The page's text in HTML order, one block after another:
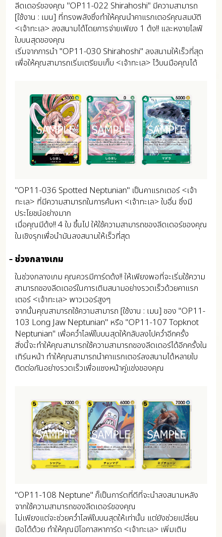
ลีดเดอร์ของคุณ "OP11-022 Shirahoshi" มีความสามารถ
[ใช้งาน : เมน] ที่ทรงพลังซึ่งทำให้คุณนำคาแรกเตอร์คุณสมบัติ
<เจ้าทะเล> ลงสนามได้โดยการจ่ายเพียง 1 ด้ง!! และหงายไลฟ์
ใบบนสุดของคุณ
เริ่มจากการนำ "OP11-030 Shirahoshi" ลงสนามให้เร็วที่สุด
เพื่อให้คุณสามารถเริ่มเตรียมเก็บ <เจ้าทะเล> ไว้บนมือคุณได้
"OP11-036 Spotted Neptunian" เป็นคาแรกเตอร์ <เจ้า
ทะเล> ที่มีความสามารถในการค้นหา <เจ้าทะเล> ใบอื่น ซึ่งมี
ประโยชน์อย่างมาก
เมื่อคุณมีด้ง!! 4 ใบ ขึ้นไป ให้ใช้ความสามารถของลีดเดอร์ของคุณ
ในเชิงรุกเพื่อนำมันลงสนามให้เร็วที่สุด
ช่วงกลางเกม
ในช่วงกลางเกม คุณควรมีการ์ดด้ง!! ให้เพียงพอที่จะเริ่มใช้ความ
สามารถของลีดเดอร์ในการเติมสนามอย่างรวดเร็วด้วยคาแรก
เตอร์ <เจ้าทะเล> พาวเวอร์สูงๆ
จากนั้นคุณสามารถใช้ความสามารถ [ใช้งาน : เมน] ของ "OP11-
103 Long Jaw Neptunian" หรือ "OP11-107 Topknot
Neptunian" เพื่อคว่ำไลฟ์ใบบนสุดให้กลับลงไปคว่ำอีกครั้ง
สิ่งนี้จะทำให้คุณสามารถใช้ความสามารถของลีดเดอร์ได้อีกครั้งใน
เทิร์นหน้า ทำให้คุณสามารถนำคาแรกเตอร์ลงสนามได้หลายใบ
ติดต่อกันอย่างรวดเร็วเพื่อแซงหน้าคู่แข่งของคุณ
"OP11-108 Neptune" ก็เป็นการ์ดที่ดีที่จะนำลงสนามหลัง
จากใช้ความสามารถของลีดเดอร์ของคุณ
ไม่เพียงแต่จะช่วยคว่ำไลฟ์ใบบนสุดให้เท่านั้น แต่ยังช่วยเปลี่ยน
มือได้ด้วย ทำให้คุณมีโอกาสหาการ์ด <เจ้าทะเล> เพิ่มเติม